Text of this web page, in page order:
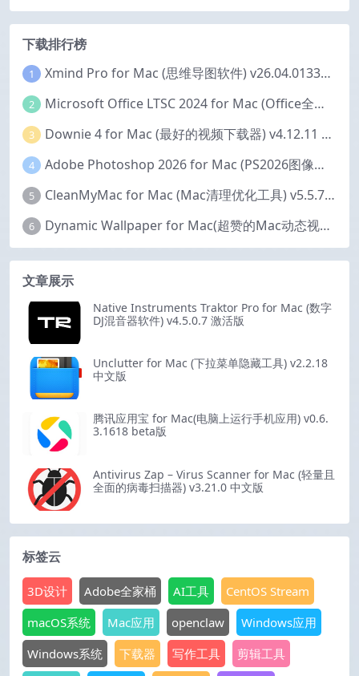
下载排行榜
1 Xmind Pro for Mac (思维导图软件) v26.04.01337 永久激活版
2 Microsoft Office LTSC 2024 for Mac (Office全家桶) v16.111.2 中文激活版
3 Downie 4 for Mac (最好的视频下载器) v4.12.11 激活版
4 Adobe Photoshop 2026 for Mac (PS2026图像编辑处理软件) v27.6.0 中文版
5 CleanMyMac for Mac (Mac清理优化工具) v5.5.7 激活版
6 Dynamic Wallpaper for Mac(超赞的Mac动态视频壁纸) v25.4 激活版
文章展示
Native Instruments Traktor Pro for Mac (数字
DJ混音器软件) v4.5.0.7 激活版
Unclutter for Mac (下拉菜单隐藏工具) v2.2.18
中文版
腾讯应用宝 for Mac(电脑上运行手机应用) v0.6.
3.1618 beta版
Antivirus Zap – Virus Scanner for Mac (轻量且
全面的病毒扫描器) v3.21.0 中文版
标签云
3D设计 Adobe全家桶 AI工具
CentOS Stream
macOS系统
Mac应用 openclaw
Windows应用
Windows系统
下载器 写作工具
剪辑工具